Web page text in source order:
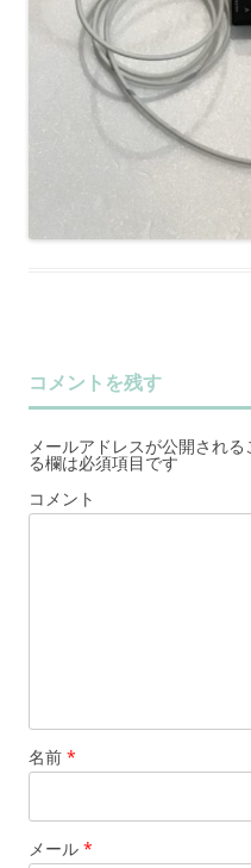
コメントを残す
メールアドレスが公開される
る欄は必須項目です
コメント
名前 *
メール *